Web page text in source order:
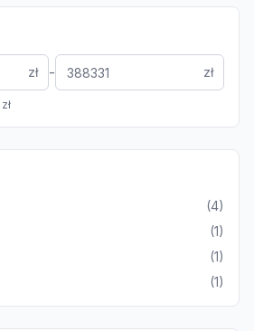
zł - zł
zł
(4)
(1)
(1)
(1)